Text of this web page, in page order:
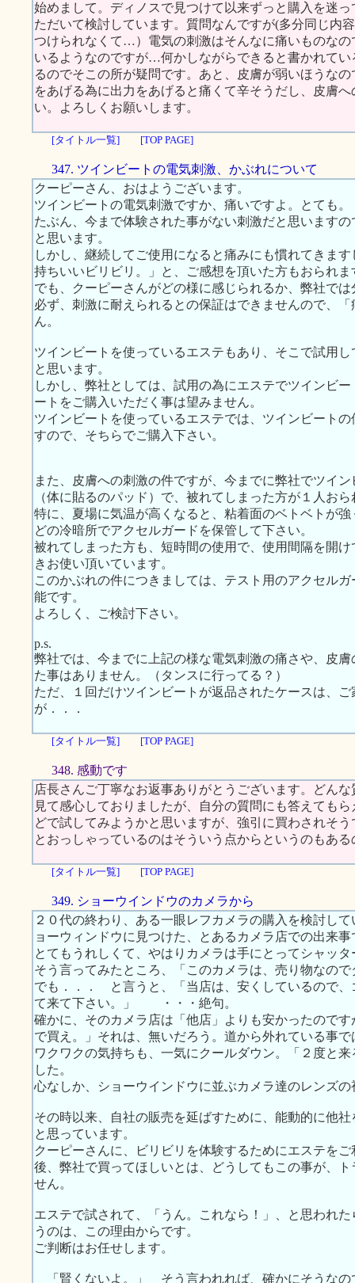
始めまして。ディノスで見つけて以来ずっと購入を迷
ただいて検討しています。質問なんですが(多分同じ内
つけられなくて…）電気の刺激はそんなに痛いものな
いるようなのですが…何かしながらできると書かれて
るのでそこの所が疑問です。あと、皮膚が弱いほうな
をあげる為に出力をあげると痛くて辛そうだし、皮膚
い。よろしくお願いします。
[タイトル一覧] [TOP PAGE]
347. ツインビートの電気刺激、かぶれについて
クーピーさん、おはようございます。
ツインビートの電気刺激ですか、痛いですよ。とても。
たぶん、今まで体験された事がない刺激だと思います
と思います。
しかし、継続してご使用になると痛みにも慣れてきま
持ちいいビリビリ。」と、ご感想を頂いた方もおられま
でも、クーピーさんがどの様に感じられるか、弊社で
必ず、刺激に耐えられるとの保証はできませんので、
ん。
ツインビートを使っているエステもあり、そこで試用
と思います。
しかし、弊社としては、試用の為にエステでツインビ
ートをご購入いただく事は望みません。
ツインビートを使っているエステでは、ツインビート
すので、そちらでご購入下さい。
また、皮膚への刺激の件ですが、今までに弊社でツイ
（体に貼るのパッド）で、被れてしまった方が１人お
特に、夏場に気温が高くなると、粘着面のベトベトが
どの冷暗所でアクセルガードを保管して下さい。
被れてしまった方も、短時間の使用で、使用間隔を開
きお使い頂いています。
このかぶれの件につきましては、テスト用のアクセル
能です。
よろしく、ご検討下さい。
p.s.
弊社では、今までに上記の様な電気刺激の痛さや、皮
た事はありません。（タンスに行ってる？）
ただ、１回だけツインビートが返品されたケースは、
が．．．
[タイトル一覧] [TOP PAGE]
348. 感動です
店長さんご丁寧なお返事ありがとうございます。どん
見て感心しておりましたが、自分の質問にも答えても
どで試してみようかと思いますが、強引に買わされそ
とおっしゃっているのはそういう点からというのもあ
[タイトル一覧] [TOP PAGE]
349. ショーウインドウのカメラから
２０代の終わり、ある一眼レフカメラの購入を検討し
ョーウィンドウに見つけた、とあるカメラ店での出来事
とてもうれしくて、やはりカメラは手にとってシャッ
そう言ってみたところ、「このカメラは、売り物なので
でも．．． と言うと、「当店は、安くしているので
て来て下さい。」 ・・・絶句。
確かに、そのカメラ店は「他店」よりも安かったので
で買え。」それは、無いだろう。道から外れている事で
ワクワクの気持ちも、一気にクールダウン。「２度と
した。
心なしか、ショーウインドウに並ぶカメラ達のレンズ
その時以来、自社の販売を延ばすために、能動的に他
と思っています。
クーピーさんに、ビリビリを体験するためにエステを
後、弊社で買ってほしいとは、どうしてもこの事が、
せん。
エステで試されて、「うん。これなら！」、と思われ
うのは、この理由からです。
ご判断はお任せします。
「賢くないよ。」 そう言われれば、確かにそうなの